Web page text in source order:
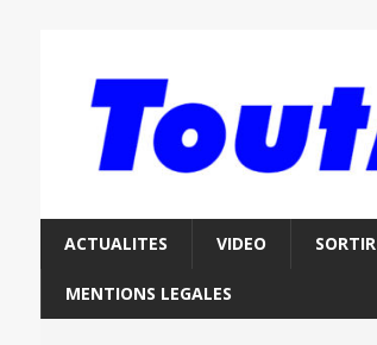
ACTUALITES VIDEO SORTIR
MENTIONS LEGALES